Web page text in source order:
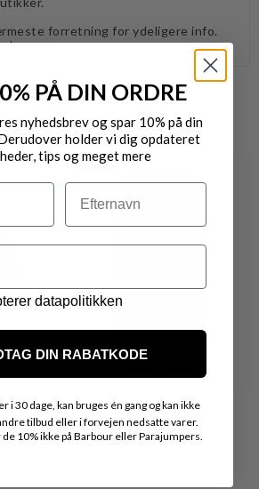
forretning for ydeligere info.
vare.
SAMME MÆRKE
Nyhed
MOS MOSH
PÅ DIN ORDRE
nyhedsbrev og spar 10% på din
holder vi dig opdateret
tips og meget mere
Efternavn
datapolitikken
DIN RABATKODE
i 30 dage, kan bruges én gang og kan ikke
tilbud eller i forvejen nedsatte varer.
10% ikke på Barbour eller Parajumpers.